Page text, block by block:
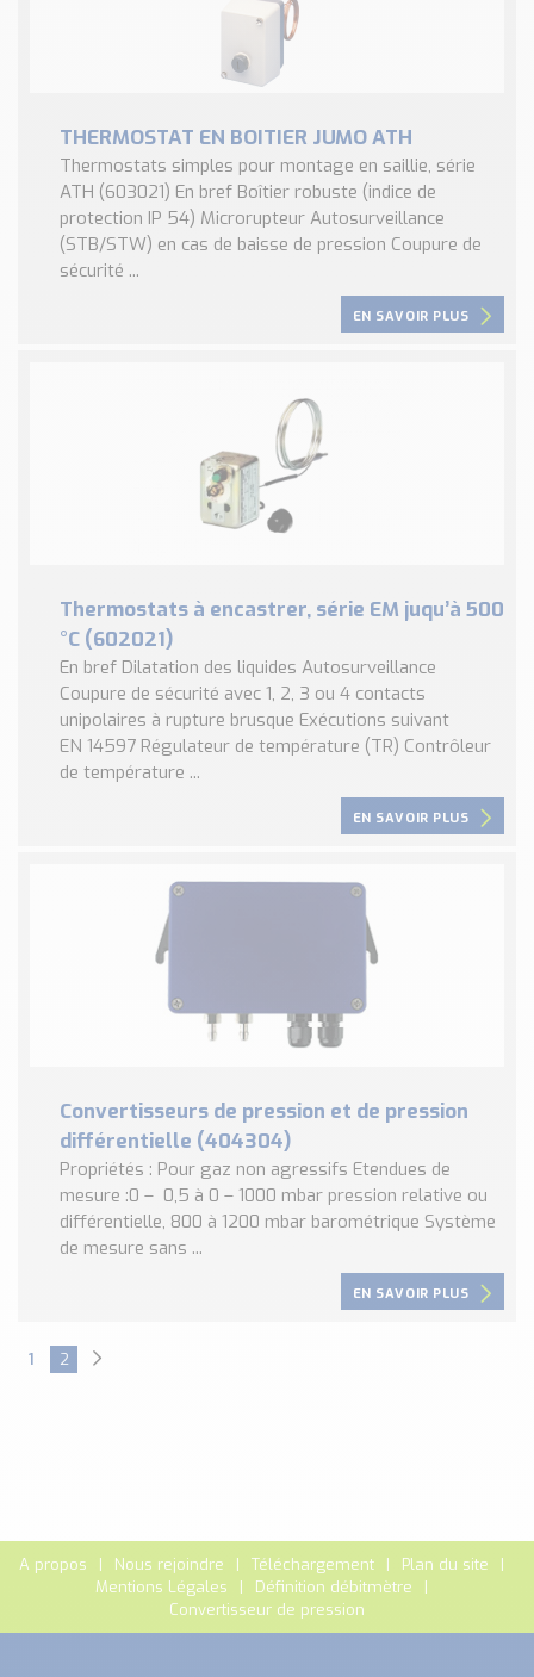
THERMOSTAT EN BOITIER JUMO ATH
Thermostats simples pour montage en saillie, série
ATH (603021) En bref Boîtier robuste (indice de
protection IP 54) Microrupteur Autosurveillance
(STB/STW) en cas de baisse de pression Coupure de
sécurité ...
EN SAVOIR PLUS
Thermostats à encastrer, série EM juqu’à 500
°C (602021)
En bref Dilatation des liquides Autosurveillance
Coupure de sécurité avec 1, 2, 3 ou 4 contacts
unipolaires à rupture brusque Exécutions suivant
EN 14597 Régulateur de température (TR) Contrôleur
de température ...
EN SAVOIR PLUS
Convertisseurs de pression et de pression
différentielle (404304)
Propriétés : Pour gaz non agressifs Etendues de
mesure :0 – 0,5 à 0 – 1000 mbar pression relative ou
différentielle, 800 à 1200 mbar barométrique Système
de mesure sans ...
EN SAVOIR PLUS
1 2
A propos Nous rejoindre Téléchargement
Plan du site
Mentions Légales
Définition débitmètre
Convertisseur de pression